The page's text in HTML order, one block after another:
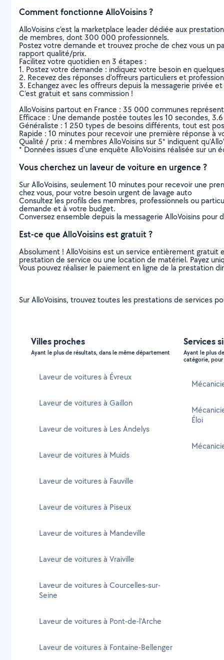
Comment fonctionne AlloVoisins ?
AlloVoisins c’est la marketplace leader dédiée aux
de membres, dont 300 000 professionnels.
Postez votre demande et trouvez proche de chez vous un
rapport qualité/prix.
Facilitez votre quotidien en 3 étapes :
1. Postez votre demande : indiquez votre besoin en
2. Recevez des réponses d’offreurs particuliers et
3. Echangez avec les offreurs depuis la messagerie privée
C’est gratuit et sans commission !
AlloVoisins partout en France : 35 000 communes
Efficace : Une demande postée toutes les 10 secondes,
Généraliste : 1 250 types de besoins différents, tout est
Rapide : 10 minutes pour recevoir une première réponse à
Qualité / prix : 4 membres AlloVoisins sur 5* indiquent
* Données issues d’une enquête AlloVoisins réalisée sur
Vous cherchez un laveur de voiture en urgence ?
Sur AlloVoisins, seulement 10 minutes pour recevoir une
chez vous, pour votre besoin urgent de lavage auto
Consultez les profils des membres, professionnels ou
demande et à votre budget.
Conversez ensemble depuis la messagerie AlloVoisins
Est-ce que AlloVoisins est gratuit ?
Absolument ! AlloVoisins est un service entièrement gratuit
prestation de service ou une location de matériel. Payez
Vous pouvez réaliser le paiement en ligne de la prestation
Sur AlloVoisins, trouvez toutes les prestations de services
Villes proches
Ayant le plus de résultats, dans le même département
Laveur de voitures à Évreux
Laveur de voitures à Gaillon
Laveur de voitures à Les Andelys
Laveur de voitures à Muids
Laveur de voitures à Fauville
Laveur de voitures à Piseux
Laveur de voitures à Mandeville
Laveur de voitures à Vraiville
Laveur de voitures à Courcelles-sur-
Seine
Laveur de voitures à Pont-de-l'Arche
Laveur de voitures à Fontaine-Bellenger
Services
Ayant le plus
catégorie,
Éloi